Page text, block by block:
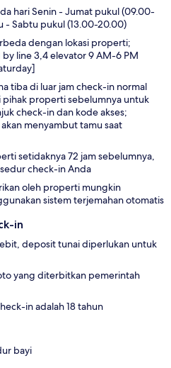
hari Senin - Jumat pukul (09.00-
- Sabtu pukul (13.00-20.00)
dengan lokasi properti;
line 3,4 elevator 9 AM-6 PM
tiba di luar jam check-in normal
properti sebelumnya untuk
check-in dan kode akses;
menyambut tamu saat
setidaknya 72 jam sebelumnya,
check-in Anda
oleh properti mungkin
sistem terjemahan otomatis
in
deposit tunai diperlukan untuk
yang diterbitkan pemerintah
in adalah 18 tahun
bayi